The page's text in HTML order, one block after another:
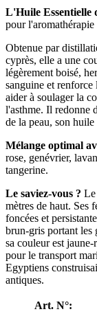
L'Huile Essentielle
pour
Obtenue par
cyprès, elle a une
légèrement boisé,
sanguine et renforce
aider à soulager la
l'asthme. Il redonne
de la peau, son
Mélange optimal
rose, genévrier,
tangerine.
Le saviez-vous ? Le
mètres de haut. Ses
foncées et
brun-gris portant les
sa couleur est
pour le transport
Egyptiens
antiques.
Art. N°: